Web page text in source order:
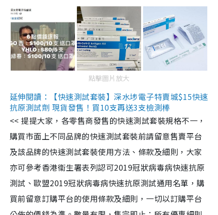
點擊圖片放大
延伸閱讀：【快速測試套裝】深水埗電子特賣城$15快速
抗原測試劑 現貨發售！買10支再送3支檢測棒
<< 提提大家，各零售商發售的快速測試套裝規格不一，
購買市面上不同品牌的快速測試套裝前請留意售賣平台
及該品牌的快速測試套裝使用方法、條款及細則，大家
亦可參考香港衞生署表列認可2019冠狀病毒病快速抗原
測試、歐盟2019冠狀病毒病快速抗原測試通用名單，購
買前留意訂購平台的使用條款及細則，一切以訂購平台